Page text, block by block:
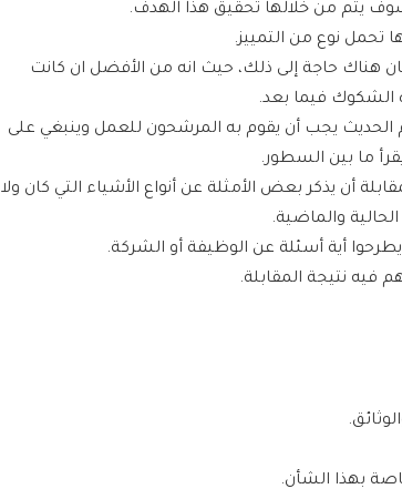
يتم من خلالها تحقيق هذا الهدف.
تحمل نوع من التمييز.
هناك حاجة إلى ذلك، حيث انه من الأفضل ان كانت
فيما بعد.
الحديث يجب أن يقوم به المرشحون للعمل وينبغي على
ما بين السطور.
يذكر بعض الأمثلة عن أنواع الأشياء التي كان ولا
والماضية.
أية أسئلة عن الوظيفة أو الشركة.
نتيجة المقابلة.
بهذا الشأن.